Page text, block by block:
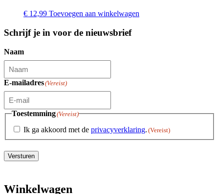
€ 12,99 Toevoegen aan winkelwagen
Schrijf je in voor de nieuwsbrief
Naam
E-mailadres(Vereist)
Toestemming(Vereist)
Ik ga akkoord met de privacyverklaring. (Vereist)
Versturen
Winkelwagen